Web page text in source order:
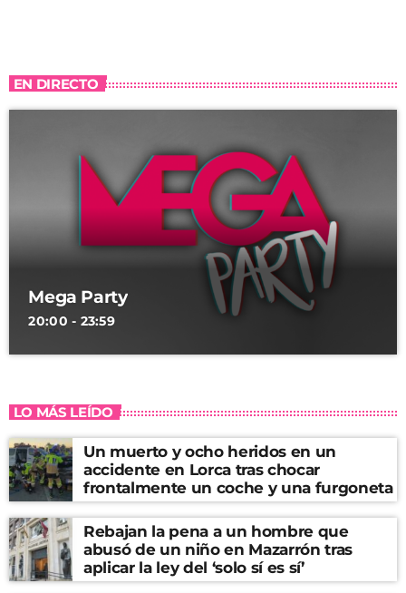
EN DIRECTO
Mega Party
20:00 - 23:59
LO MÁS LEÍDO
Un muerto y ocho heridos en un
accidente en Lorca tras chocar
frontalmente un coche y una furgoneta
Rebajan la pena a un hombre que
abusó de un niño en Mazarrón tras
aplicar la ley del ‘solo sí es sí’